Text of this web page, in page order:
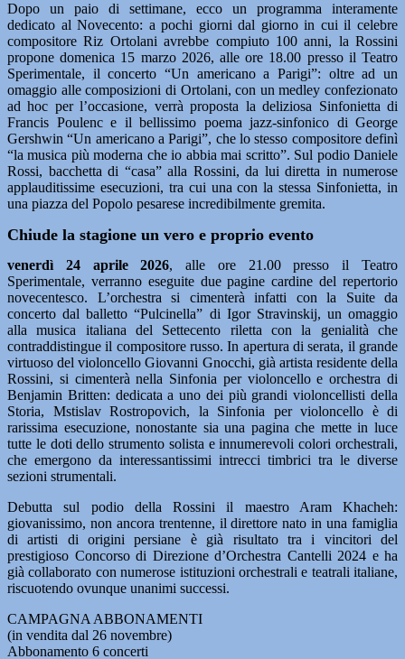
Dopo un paio di settimane, ecco un programma interamente
dedicato al Novecento: a pochi giorni dal giorno in cui il celebre
compositore Riz Ortolani avrebbe compiuto 100 anni, la Rossini
propone domenica 15 marzo 2026, alle ore 18.00 presso il Teatro
Sperimentale, il concerto “Un americano a Parigi”: oltre ad un
omaggio alle composizioni di Ortolani, con un medley confezionato
ad hoc per l’occasione, verrà proposta la deliziosa Sinfonietta di
Francis Poulenc e il bellissimo poema jazz-sinfonico di George
Gershwin “Un americano a Parigi”, che lo stesso compositore definì
“la musica più moderna che io abbia mai scritto”. Sul podio Daniele
Rossi, bacchetta di “casa” alla Rossini, da lui diretta in numerose
applauditissime esecuzioni, tra cui una con la stessa Sinfonietta, in
una piazza del Popolo pesarese incredibilmente gremita.
Chiude la stagione un vero e proprio evento
venerdì 24 aprile 2026, alle ore 21.00 presso il Teatro
Sperimentale, verranno eseguite due pagine cardine del repertorio
novecentesco. L’orchestra si cimenterà infatti con la Suite da
concerto dal balletto “Pulcinella” di Igor Stravinskij, un omaggio
alla musica italiana del Settecento riletta con la genialità che
contraddistingue il compositore russo. In apertura di serata, il grande
virtuoso del violoncello Giovanni Gnocchi, già artista residente della
Rossini, si cimenterà nella Sinfonia per violoncello e orchestra di
Benjamin Britten: dedicata a uno dei più grandi violoncellisti della
Storia, Mstislav Rostropovich, la Sinfonia per violoncello è di
rarissima esecuzione, nonostante sia una pagina che mette in luce
tutte le doti dello strumento solista e innumerevoli colori orchestrali,
che emergono da interessantissimi intrecci timbrici tra le diverse
sezioni strumentali.
Debutta sul podio della Rossini il maestro Aram Khacheh:
giovanissimo, non ancora trentenne, il direttore nato in una famiglia
di artisti di origini persiane è già risultato tra i vincitori del
prestigioso Concorso di Direzione d’Orchestra Cantelli 2024 e ha
già collaborato con numerose istituzioni orchestrali e teatrali italiane,
riscuotendo ovunque unanimi successi.
CAMPAGNA ABBONAMENTI
(in vendita dal 26 novembre)
Abbonamento 6 concerti